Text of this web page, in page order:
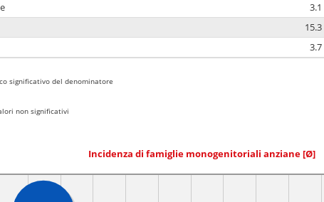
3.1
15.3
3.7
significativo del denominatore
non significativi
Incidenza di famiglie monogenitoriali anziane [Ø]